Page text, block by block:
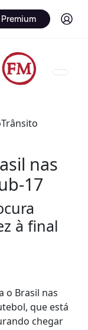
Premium Log in
Trânsito
nas
17
à final
o Brasil nas
que está
chegar